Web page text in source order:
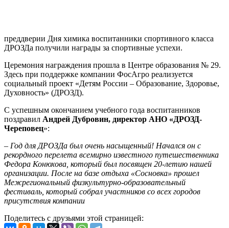
преддверии Дня химика воспитанники спортивного класса
ДРОЗДа получили награды за спортивные успехи.
Церемония награждения прошла в Центре образования № 29.
Здесь при поддержке компании ФосАгро реализуется
социальный проект «Детям России – Образование, Здоровье,
Духовность» (ДРОЗД).
С успешным окончанием учебного года воспитанников
поздравил Андрей Дубровин, директор АНО «ДРОЗД-
Череповец»:
– Год для ДРОЗДа был очень насыщенный! Начался он с
рекордного перелета всемирно известного путешественника
Федора Конюхова, который был посвящен 20-летию нашей
организации. После на базе отдыха «Сосновка» прошел
Межрегиональный физкультурно-образовательный
фестиваль, который собрал участников со всех городов
присутствия компании
Поделитесь с друзьями этой страницей: